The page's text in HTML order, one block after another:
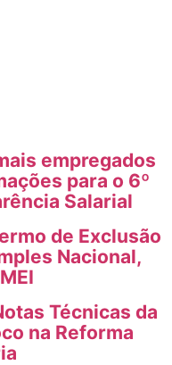
empregados
para o 6º
Salarial
de Exclusão
Nacional,
Técnicas da
na Reforma